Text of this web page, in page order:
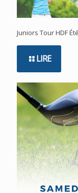
Juniors Tour HDF
LIRE